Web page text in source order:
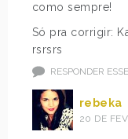
como sempre!
Só pra corrigir:
rsrsrs
RESPONDER
rebeka
20 DE